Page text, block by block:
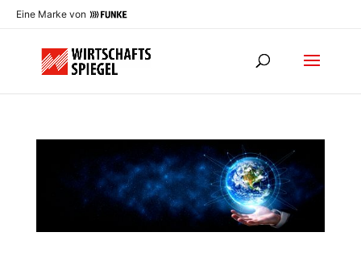
Eine Marke von